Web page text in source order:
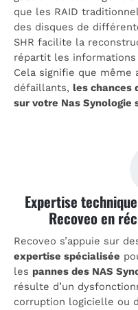
que les RAID
des disques de
SHR facilite la
répartit les
Cela signifie que même
défaillants, les chances
sur votre Nas Synologie
Expertise
Recoveo en
Recoveo s’appuie sur
expertise spécialisée
les pannes des NAS
résulte d’un
corruption logicielle ou